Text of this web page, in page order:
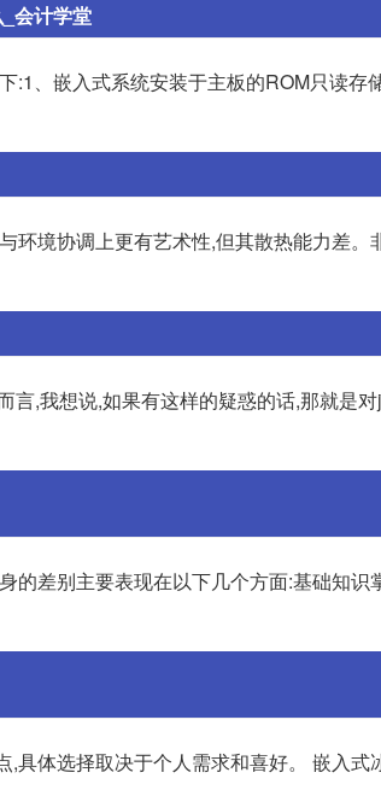
会计学堂
:1、嵌入式系统安装于主板的ROM只读存
环境协调上更有艺术性,但其散热能力差
言,我想说,如果有这样的疑惑的话,那就是
的差别主要表现在以下几个方面:基础知
具体选择取决于个人需求和喜好。 嵌入